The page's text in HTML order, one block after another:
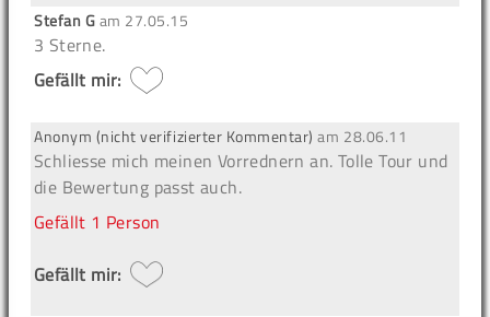
Stefan Gam 27.05.15
3 Sterne.
Gefällt mir:
Anonym (nicht verifizierter Kommentar) am 28.06.11
Schliesse mich meinen Vorrednern an. Tolle Tour und
die Bewertung passt auch.
Gefällt 1 Person
Gefällt mir: